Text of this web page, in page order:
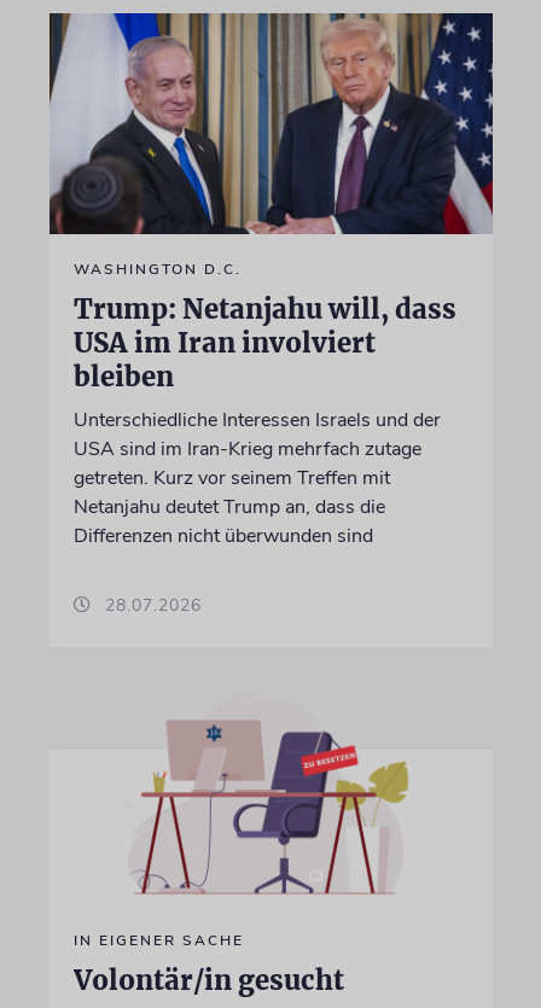
WASHINGTON D.C.
Trump: Netanjahu will, dass
USA im Iran involviert
bleiben
Unterschiedliche Interessen Israels und der
USA sind im Iran-Krieg mehrfach zutage
getreten. Kurz vor seinem Treffen mit
Netanjahu deutet Trump an, dass die
Differenzen nicht überwunden sind
28.07.2026
IN EIGENER SACHE
Volontär/in gesucht